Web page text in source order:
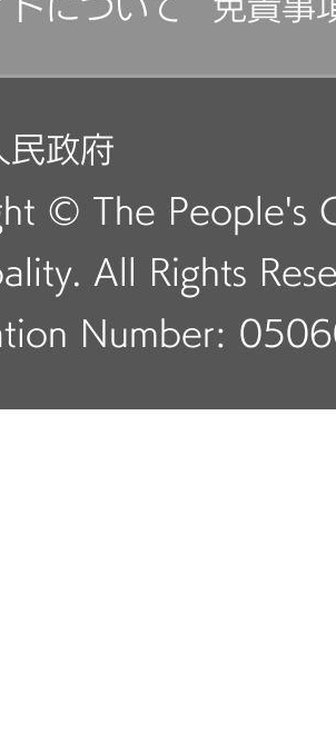
民政府
© The People's
All Rights
Number: